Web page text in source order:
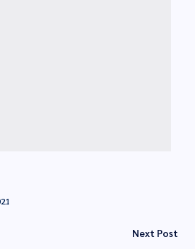
Next Post